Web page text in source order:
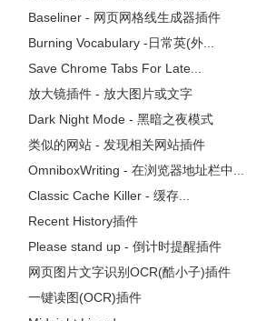
Baseliner - 网页网格线生成器插件
Burning Vocabulary -日常英(外...
Save Chrome Tabs For Late...
放大镜插件 - 放大图片或文字
Dark Night Mode - 黑暗之夜模式
类似的网站 - 发现相关网站插件
OmniboxWriting - 在浏览器地址栏中...
Classic Cache Killer - 缓存...
Recent History插件
Please stand up - 倒计时提醒插件
网页图片文字识别OCR(酷小子)插件
一键读图(OCR)插件